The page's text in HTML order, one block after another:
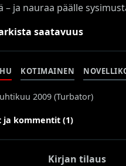
– ja nauraa päälle
saatavuus
KOTIMAINEN
2009 (Turbator)
ja kommentit (1)
Kirjan tilaus